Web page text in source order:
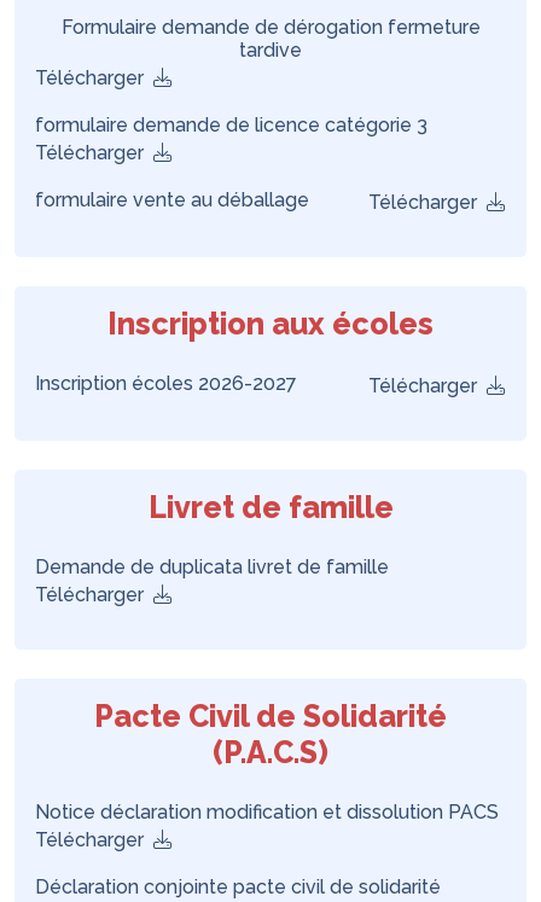
Formulaire demande de dérogation fermeture
tardive
Télécharger
formulaire demande de licence catégorie 3
Télécharger
formulaire vente au déballage Télécharger
Inscription aux écoles
Inscription écoles 2026-2027 Télécharger
Livret de famille
Demande de duplicata livret de famille
Télécharger
Pacte Civil de Solidarité
(P.A.C.S)
Notice déclaration modification et dissolution PACS
Télécharger
Déclaration conjointe pacte civil de solidarité